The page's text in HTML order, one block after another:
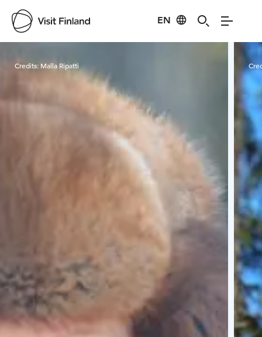
EN
Visit Finland
Credits: Malla Ripatti